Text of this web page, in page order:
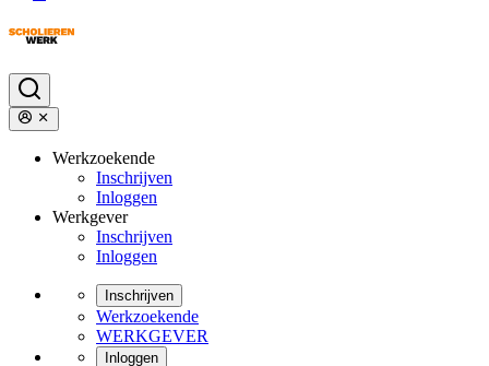
Werkzoekende
Inschrijven
Inloggen
Werkgever
Inschrijven
Inloggen
Inschrijven
Werkzoekende
WERKGEVER
Inloggen